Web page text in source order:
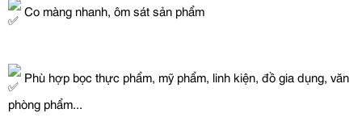
Co màng nhanh, ôm sát sản phẩm
Phù hợp bọc thực phẩm, mỹ phẩm, linh kiện, đồ gia dụng, văn
phòng phẩm...